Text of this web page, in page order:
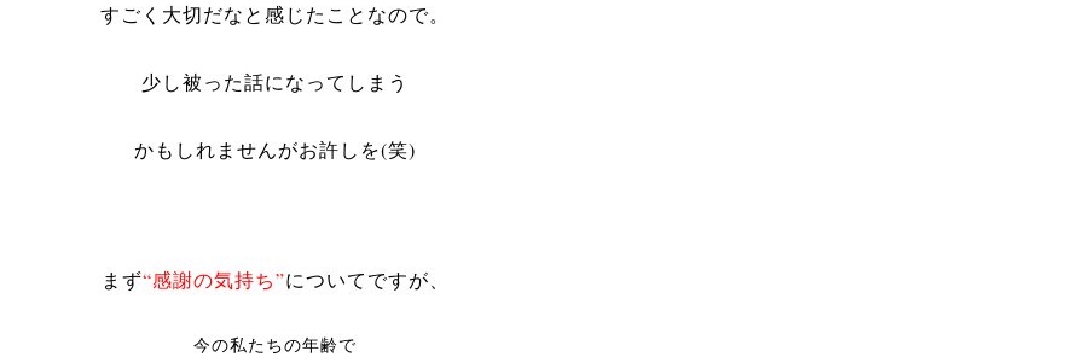
すごく大切だなと感じたことなので。
少し被った話になってしまう
かもしれませんがお許しを(笑)
まず“感謝の気持ち”についてですが、
今の私たちの年齢で